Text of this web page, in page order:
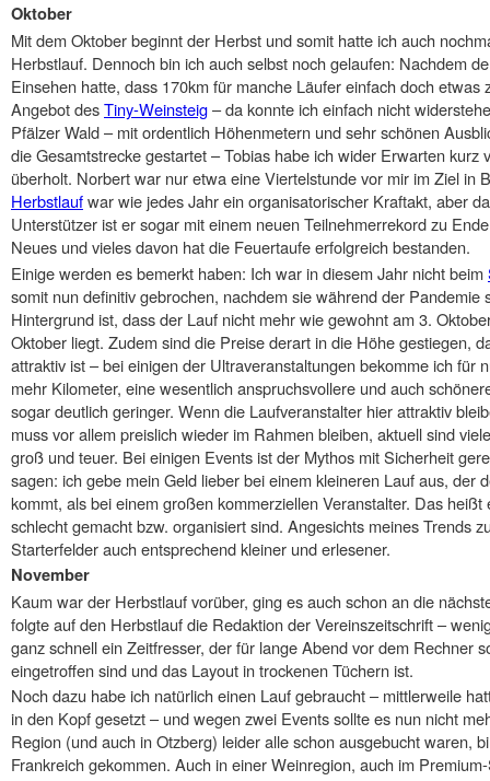
Oktober
Mit dem Oktober beginnt der Herbst und somit hatte ich auch
Herbstlauf. Dennoch bin ich auch selbst noch gelaufen: Nachdem
Einsehen hatte, dass 170km für manche Läufer einfach doch etwas
Angebot desTiny-Weinsteig– da konnte ich einfach nicht
Pfälzer Wald – mit ordentlich Höhenmetern und sehr schönen
die Gesamtstrecke gestartet – Tobias habe ich wider Erwarten kurz
überholt. Norbert war nur etwa eine Viertelstunde vor mir im Ziel in
Herbstlaufwar wie jedes Jahr ein organisatorischer Kraftakt, aber
Unterstützer ist er sogar mit einem neuen Teilnehmerrekord zu
Neues und vieles davon hat die Feuertaufe erfolgreich bestanden.
Einige werden es bemerkt haben: Ich war in diesem Jahr nicht beim
somit nun definitiv gebrochen, nachdem sie während der Pandemie
Hintergrund ist, dass der Lauf nicht mehr wie gewohnt am 3.
Oktober liegt. Zudem sind die Preise derart in die Höhe gestiegen,
attraktiv ist – bei einigen der Ultraveranstaltungen bekomme ich für
mehr Kilometer, eine wesentlich anspruchsvollere und auch
sogar deutlich geringer. Wenn die Laufveranstalter hier attraktiv
muss vor allem preislich wieder im Rahmen bleiben, aktuell sind
groß und teuer. Bei einigen Events ist der Mythos mit Sicherheit
sagen: ich gebe mein Geld lieber bei einem kleineren Lauf aus, der
kommt, als bei einem großen kommerziellen Veranstalter. Das
schlecht gemacht bzw. organisiert sind. Angesichts meines Trends
Starterfelder auch entsprechend kleiner und erlesener.
November
Kaum war der Herbstlauf vorüber, ging es auch schon an die
folgte auf den Herbstlauf die Redaktion der Vereinszeitschrift –
ganz schnell ein Zeitfresser, der für lange Abend vor dem Rechner
eingetroffen sind und das Layout in trockenen Tüchern ist.
Noch dazu habe ich natürlich einen Lauf gebraucht – mittlerweile
in den Kopf gesetzt – und wegen zwei Events sollte es nun nicht
Region (und auch in Otzberg) leider alle schon ausgebucht waren,
Frankreich gekommen. Auch in einer Weinregion, auch im